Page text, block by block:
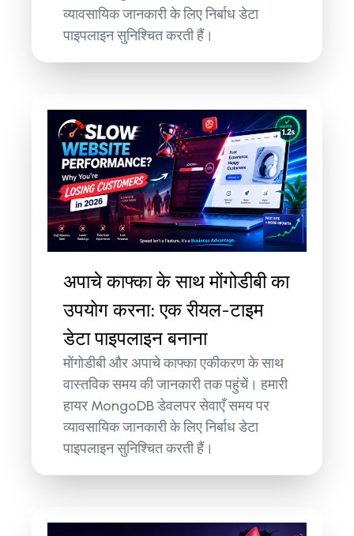
व्यावसायिक जानकारी के लिए निर्बाध डेटा
पाइपलाइन सुनिश्चित करती हैं।
अपाचे काफ्का के साथ मोंगोडीबी का
उपयोग करना: एक रीयल-टाइम
डेटा पाइपलाइन बनाना
मोंगोडीबी और अपाचे काफ्का एकीकरण के साथ
वास्तविक समय की जानकारी तक पहुंचें। हमारी
हायर MongoDB डेवलपर सेवाएँ समय पर
व्यावसायिक जानकारी के लिए निर्बाध डेटा
पाइपलाइन सुनिश्चित करती हैं।